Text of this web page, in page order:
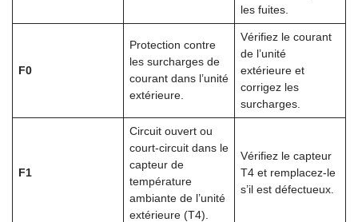
les fuites.
F0
Protection contre
les surcharges de
courant dans l’unité
extérieure.
Vérifiez le courant
de l’unité
extérieure et
corrigez les
surcharges.
F1
Circuit ouvert ou
court-circuit dans le
capteur de
température
ambiante de l’unité
extérieure (T4).
Vérifiez le capteur
T4 et remplacez-le
s’il est défectueux.